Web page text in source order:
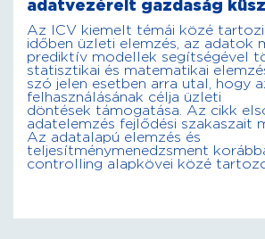
adatvezérelt gazdaság
Az ICV kiemelt témái közé
időben üzleti elemzés, az adatok
prediktív modellek segítségével
statisztikai és matematikai
szó jelen esetben arra utal, hogy
felhasználásának célja üzleti
döntések támogatása. Az cikk
adatelemzés fejlődési szakaszait
Az adatalapú elemzés és
teljesítménymenedzsment
controlling alapkövei közé